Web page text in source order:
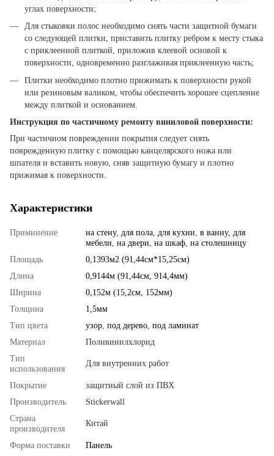
углах поверхности;
Для стыковки полос необходимо снять части защитной бумаги
со следующей плитки, приставить плитку ребром к месту стыка
с приклеенной плиткой, приложив клеевой основой к
поверхности, одновременно разглаживая приклеенную часть;
Плитки необходимо плотно прижимать к поверхности рукой
или резиновым валиком, чтобы обеспечить хорошее сцепление
между плиткой и основанием.
Инструкция по частичному ремонту виниловой поверхности:
При частичном повреждении покрытия следует снять
поврежденную плитку с помощью канцелярского ножа или
шпателя и вставить новую, сняв защитную бумагу и плотно
прижимая к поверхности.
Характеристики
Приминение на стену, для пола для кухни в ванну, для
мебели на двери на шкаф на столешницу
Площадь
0,1393м2 (91,44см*15,25см)
Длина
0,9144м (91,44см, 914,4мм)
Ширина
0,152м (15,2см, 152мм)
Толщина
1,5мм
Тип цвета
узор под дерево под ламинат
Материал
Поливинилхлорид
Тип
использования
Для внутренних работ
Покрытие
защитный слой из ПВХ
Производитель
Stickerwall
Страна
производителя
Китай
Форма поставки
Панель